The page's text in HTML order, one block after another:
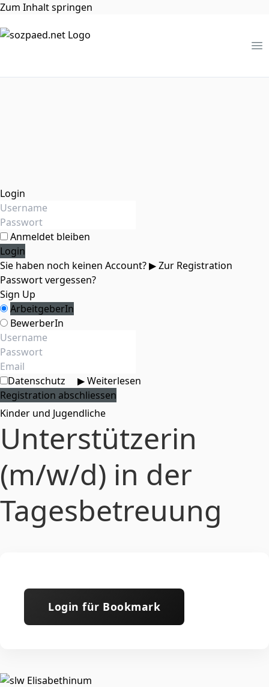
Zum Inhalt springen
Login
Anmeldet bleiben
Sie haben noch keinen Account?▶ Zur Registration
Passwort vergessen?
Sign Up
ArbeitgeberIn
BewerberIn
▶ Weiterlesen
Kinder und Jugendliche
Unterstützerin
(m/w/d) in der
Tagesbetreuung
Login für Bookmark